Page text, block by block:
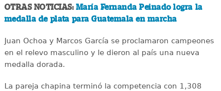
OTRAS NOTICIAS: María Fernanda Peinado logra la
medalla de plata para Guatemala en marcha
Juan Ochoa y Marcos García se proclamaron campeones
en el relevo masculino y le dieron al país una nueva
medalla dorada.
La pareja chapina terminó la competencia con 1,308